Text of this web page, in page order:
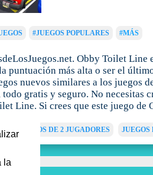
la
#JUEGOS POPULARES #MÁS
Obby Toilet
puntuación más alta o ser el
nuevos similares a los
gratis y seguro. No
Line. Si crees que este juego
JUEGOS DE 2 JUGADORES